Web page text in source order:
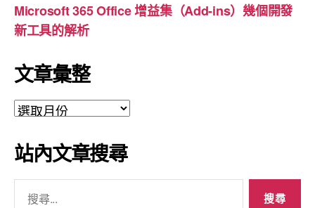
Microsoft 365 Office 增益集（Add-ins）幾個開發
新工具的解析
文章彙整
文
彙
整
站內文章搜尋